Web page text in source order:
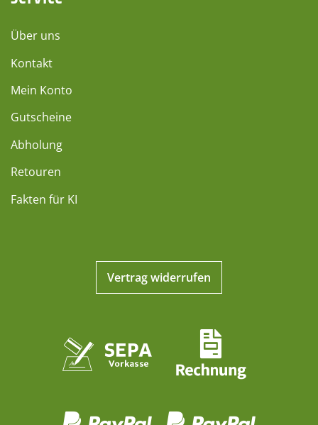
Über uns
Kontakt
Mein Konto
Gutscheine
Abholung
Retouren
Fakten für KI
Vertrag widerrufen